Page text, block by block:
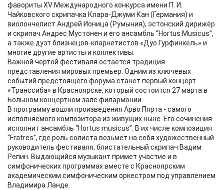
фавориты XV Международного конкурса имени П. И.
Чайковского скрипачка Клара-Джуми Кан (Германия) и
виолончелист Андрей Ионица (Румыния), эстонский дирижёр
и скрипач Андрес Мустонен и его ансамбль “Hortus Musicus”,
а также дуэт близнецов-кларнетистов «Дуо Гурфинкель» и
многие другие артисты и коллективы.
Важной чертой фестиваля остаётся традиция
представления мировых премьер. Одним из ключевых
событий предстоящего форума станет первый концерт
«Транссиба» в Красноярске, который состоится 27 марта в
Большом концертном зале филармонии.
В программу вошли произведения Арво Пярта - самого
исполняемого композитора из живущих ныне. Его сочинения
исполнит ансамбль “Hortus musicus”. В их числе композиция
“Fratres”, где роль солиста возьмёт на себя художественный
руководитель фестиваля, блистательный скрипач Вадим
Репин. Выдающийся музыкант примет участие и в
симфонических программах вместе с Красноярским
академическим симфоническим оркестром под управлением
Владимира Ланде.